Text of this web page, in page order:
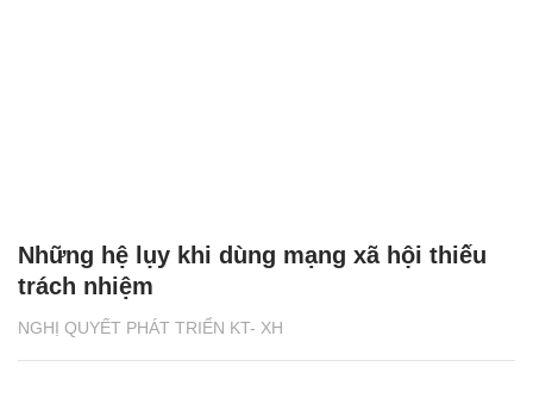
NGHỊ QUYẾT PHÁT TRIỂN KT- XH
Những hệ lụy khi dùng mạng xã hội thiếu
trách nhiệm